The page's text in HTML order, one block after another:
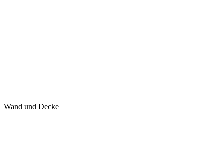
Wand und Decke